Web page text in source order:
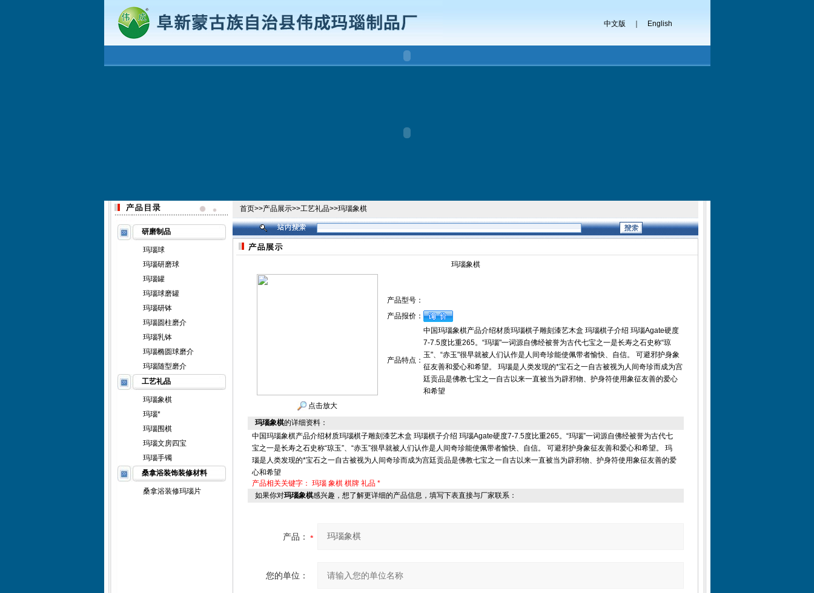
中文版 English
研磨制品
玛瑙球
玛瑙研磨球
玛瑙罐
玛瑙球磨罐
玛瑙研钵
玛瑙圆柱磨介
玛瑙乳钵
玛瑙椭圆球磨介
玛瑙随型磨介
工艺礼品
玛瑙象棋
玛瑙*
玛瑙围棋
玛瑙文房四宝
玛瑙手镯
桑拿浴装饰装修材料
桑拿浴装修玛瑙片
首页>>产品展示>>工艺礼品>>玛瑙象棋
玛瑙象棋
点击放大
产品型号：
产品报价：
产品特点：
中国玛瑙象棋产品介绍材质玛瑙棋子雕刻漆艺木盒 玛瑙棋子介绍 玛瑙Agate硬度
7-7.5度比重265。“玛瑙"一词源自佛经被誉为古代七宝之一是长寿之石史称“琼
玉"、“赤玉"很早就被人们认作是人间奇珍能使佩带者愉快、自信。 可避邪护身象
征友善和爱心和希望。 玛瑙是人类发现的*宝石之一自古被视为人间奇珍而成为宫
廷贡品是佛教七宝之一自古以来一直被当为辟邪物、护身符使用象征友善的爱心
和希望
玛瑙象棋的详细资料：
中国玛瑙象棋产品介绍材质玛瑙棋子雕刻漆艺木盒 玛瑙棋子介绍 玛瑙Agate硬度7-7.5度比重265。“玛瑙”一词源自佛经被誉为古代七
宝之一是长寿之石史称“琼玉”、“赤玉”很早就被人们认作是人间奇珍能使佩带者愉快、自信。 可避邪护身象征友善和爱心和希望。 玛
瑙是人类发现的*宝石之一自古被视为人间奇珍而成为宫廷贡品是佛教七宝之一自古以来一直被当为辟邪物、护身符使用象征友善的爱
心和希望
产品相关关键字： 玛瑙 象棋 棋牌 礼品 *
如果你对玛瑙象棋感兴趣，想了解更详细的产品信息，填写下表直接与厂家联系：
产品：
您的单位：